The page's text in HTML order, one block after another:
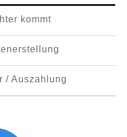
kommt
/ Auszahlung